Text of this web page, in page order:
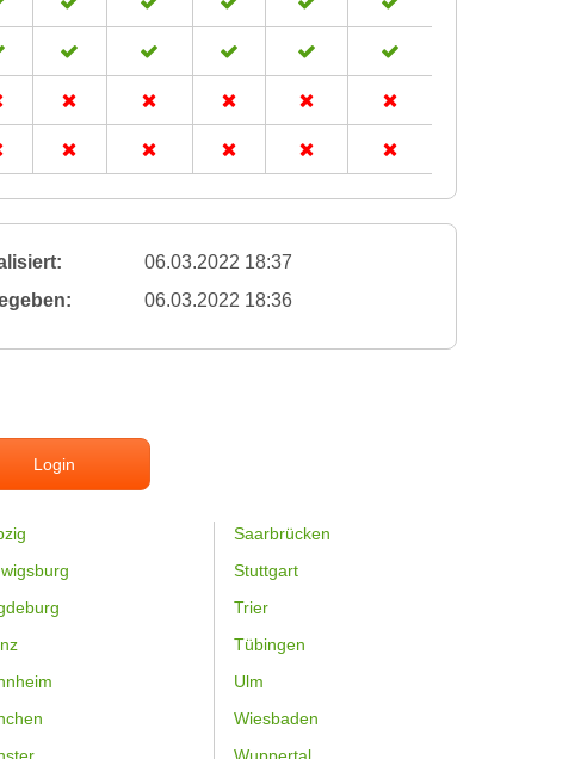
06.03.2022 18:37
06.03.2022 18:36
Login
Saarbrücken
Stuttgart
Trier
Tübingen
Ulm
Wiesbaden
Wuppertal